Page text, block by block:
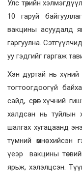
Улс төрийн
10 гаруй
вакцины асуудалд
гаргуулна.
уу гэдгийг гаргаж
Хэн дуртай нь
тогтоогдоогүй
сайд, сөрөг хүчний
халдсан нь туйлын
шалгах хугацаанд
түмний өмнө
үеэр вакцины
ярьж, хэлэлцсэн.